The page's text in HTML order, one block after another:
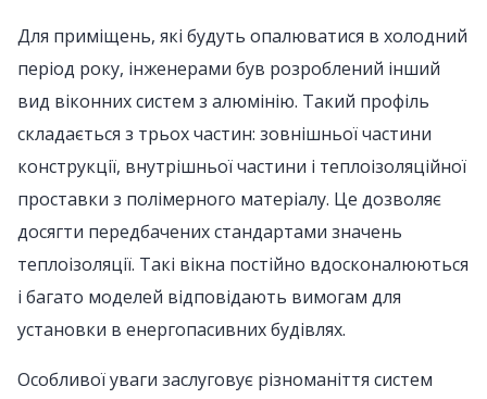
Для приміщень, які будуть опалюватися в холодний
період року, інженерами був розроблений інший
вид віконних систем з алюмінію. Такий профіль
складається з трьох частин: зовнішньої частини
конструкції, внутрішньої частини і теплоізоляційної
проставки з полімерного матеріалу. Це дозволяє
досягти передбачених стандартами значень
теплоізоляції. Такі вікна постійно вдосконалюються
і багато моделей відповідають вимогам для
установки в енергопасивних будівлях.
Особливої уваги заслуговує різноманіття систем